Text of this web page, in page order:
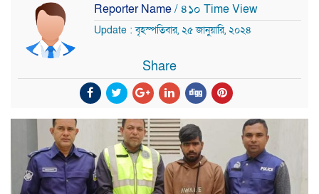
Reporter Name/ ৪১০ Time View
Update : বৃহস্পতিবার, ২৫ জানুয়ারি, ২০২৪
Share